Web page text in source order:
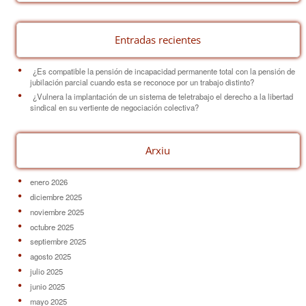
junio 2025
abril 2025
marzo 2025
febrero 2025
enero 2025
noviembre 2024
marzo 2024
febrero 2024
enero 2024
diciembre 2023